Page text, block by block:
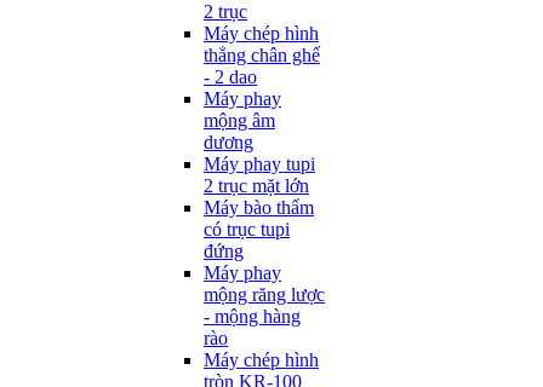
2 trục
Máy chép hình
thẳng chân ghế
- 2 dao
Máy phay
mộng âm
dương
Máy phay tupi
2 trục mặt lớn
Máy bào thẩm
có trục tupi
đứng
Máy phay
mộng răng lược
- mộng hàng
rào
Máy chép hình
tròn KR-100